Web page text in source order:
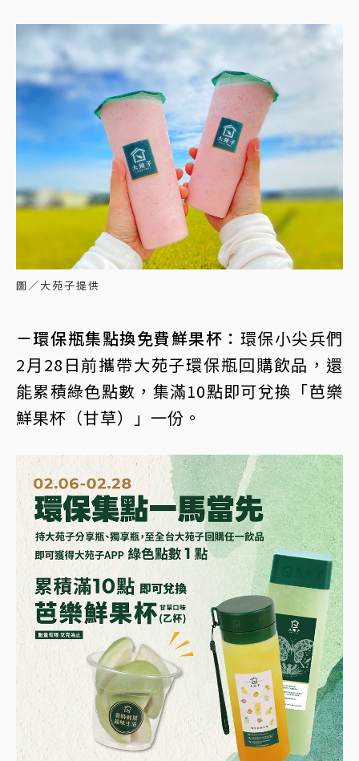
圖／大苑子提供
－環保瓶集點換免費鮮果杯： 環保小尖兵們
2月28日前攜帶大苑子環保瓶回購飲品，還
能累積綠色點數，集滿10點即可兌換「芭樂
鮮果杯（甘草）」一份。